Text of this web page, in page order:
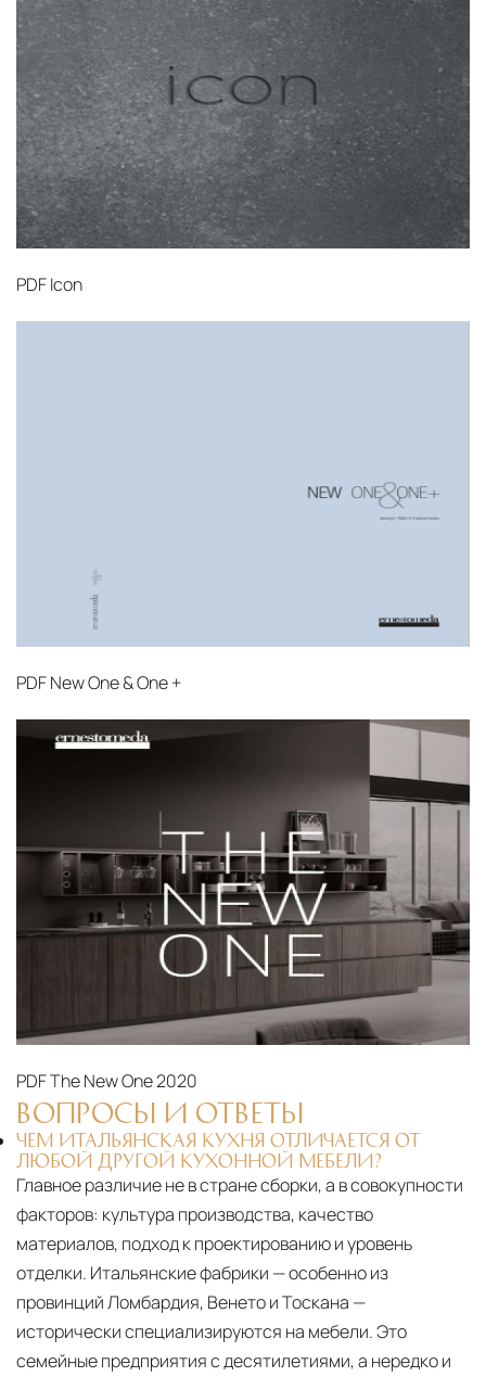
PDFIcon
PDFNew One & One +
PDFThe New One 2020
ВОПРОСЫ И ОТВЕТЫ
ЧЕМ ИТАЛЬЯНСКАЯ КУХНЯ ОТЛИЧАЕТСЯ ОТ
ЛЮБОЙ ДРУГОЙ КУХОННОЙ МЕБЕЛИ?
Главное различие не в стране сборки, а в совокупности
факторов: культура производства, качество
материалов, подход к проектированию и уровень
отделки. Итальянские фабрики — особенно из
провинций Ломбардия, Венето и Тоскана —
исторически специализируются на мебели. Это
семейные предприятия с десятилетиями, а нередко и